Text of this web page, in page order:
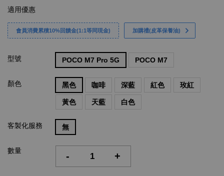
適用優惠
會員消費累積10%回饋金(1:1等同現金) 加購禮(皮革保養油)
型號 POCO M7 Pro 5G POCO M7
顏色 黑色 咖啡 深藍 紅色 玫紅
黃色 天藍 白色
客製化服務 無
數量 - +